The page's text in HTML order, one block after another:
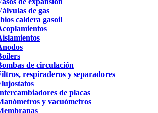
de gas
caldera gasoil
de circulación
respiraderos y separadores
de placas
y vacuómetros